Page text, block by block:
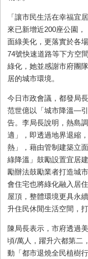
「讓市民生活在幸福宜
來已新增近200座公園
面綠美化，更落實於各
74號快速道路等下方空
綠化，她並感謝市府團
居的城市環境。
今日市政會議，都發局
范世億以「城市降溫—
告。李局長說明，熱島
適」，即透過地界退縮
熱」，藉由管制建築立
綠降溫」鼓勵設置宜居
勵辦法鼓勵業者打造城
會住宅也將綠化融入居
屋頂，整體環境更具永
升住民休閒生活空間，
陳局長表示，市府透過
頃/萬人，躍升六都第二
動「都市退燒全民植樹